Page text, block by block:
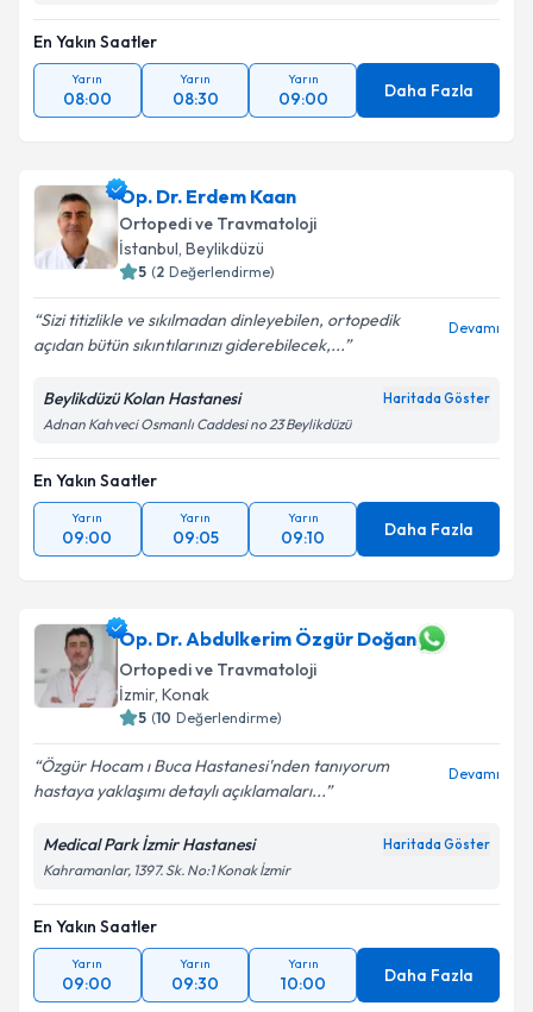
En Yakın Saatler
Yarın
08:00
Yarın
08:30
Yarın
09:00 Daha Fazla
Op. Dr. Erdem Kaan
Ortopedi ve Travmatoloji
İstanbul, Beylikdüzü
5 (2 Değerlendirme)
Sizi titizlikle ve sıkılmadan dinleyebilen, ortopedik
açıdan bütün sıkıntılarınızı giderebilecek,...
Devamı
Beylikdüzü Kolan Hastanesi Haritada Göster
Adnan Kahveci Osmanlı Caddesi no 23 Beylikdüzü
En Yakın Saatler
Yarın
09:00
Yarın
09:05
Yarın
09:10 Daha Fazla
Op. Dr. Abdulkerim Özgür Doğan
Ortopedi ve Travmatoloji
İzmir, Konak
5 (10 Değerlendirme)
Özgür Hocam ı Buca Hastanesi'nden tanıyorum
hastaya yaklaşımı detaylı açıklamaları...
Devamı
Medical Park İzmir Hastanesi Haritada Göster
Kahramanlar, 1397. Sk. No:1 Konak İzmir
En Yakın Saatler
Yarın
09:00
Yarın
09:30
Yarın
10:00 Daha Fazla